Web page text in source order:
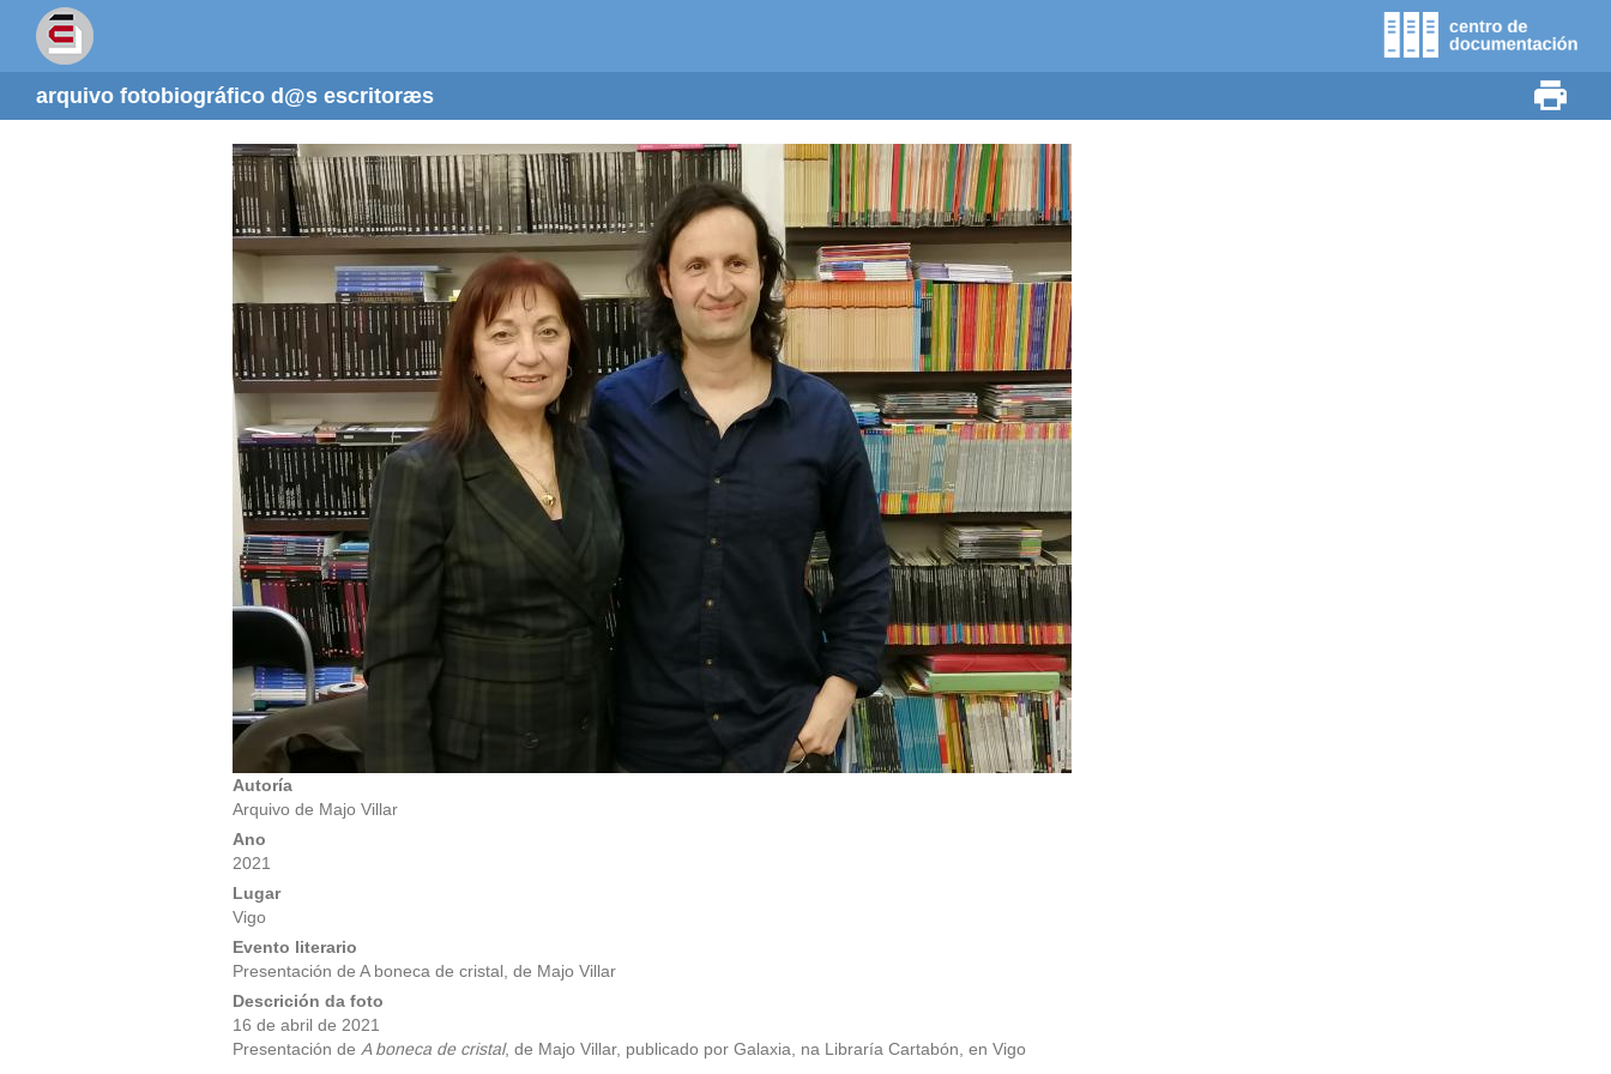
arquivo fotobiográfico d@s escritoræs
Autoría
Arquivo de Majo Villar
Ano
2021
Lugar
Vigo
Evento literario
Presentación de A boneca de cristal, de Majo Villar
Descrición da foto
16 de abril de 2021
Presentación de A boneca de cristal, de Majo Villar, publicado por Galaxia, na Libraría Cartabón, en Vigo